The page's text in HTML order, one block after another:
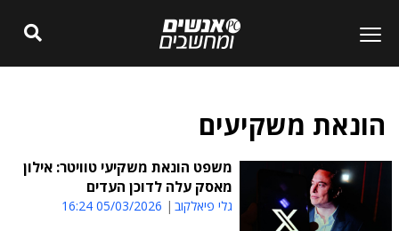
הונאת משקיעים
משפט הונאת משקיעי טוויטר: אילון
מאסק עלה לדוכן העדים
גלי פיאלקוב 05/03/2026 16:24